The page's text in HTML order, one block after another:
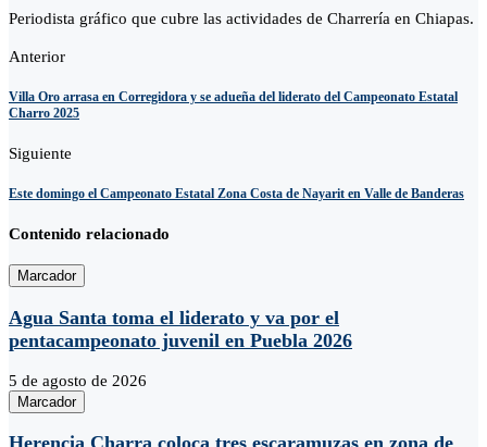
Periodista gráfico que cubre las actividades de Charrería en Chiapas.
Anterior
Villa Oro arrasa en Corregidora y se adueña del liderato del Campeonato Estatal
Charro 2025
Siguiente
Este domingo el Campeonato Estatal Zona Costa de Nayarit en Valle de Banderas
Contenido relacionado
Marcador
Agua Santa toma el liderato y va por el
pentacampeonato juvenil en Puebla 2026
5 de agosto de 2026
Marcador